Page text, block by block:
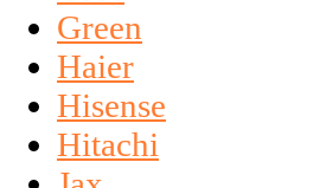
Green
Haier
Hisense
Hitachi